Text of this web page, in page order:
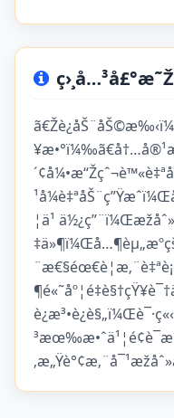
ç›¸å…³å£°æ˜Ž
¦ä¹